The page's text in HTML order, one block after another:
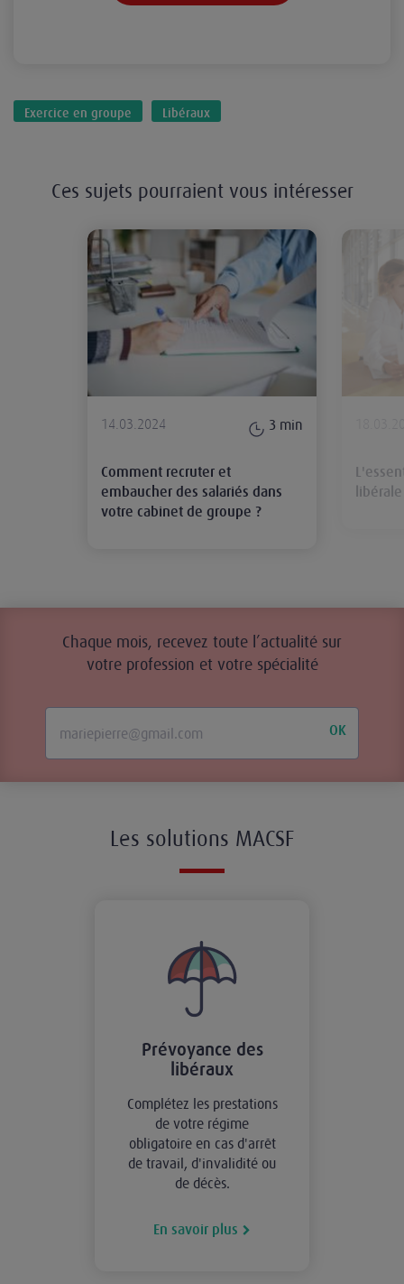
Exercice en groupe Libéraux
Ces sujets pourraient vous intéresser
Comment recruter et embaucher
14.03.2024 3 min
Comment recruter et
embaucher des salariés dans
votre cabinet de groupe ?
libérale
Chaque mois, recevez toute l’actualité sur
votre profession et votre spécialité
OK
Les solutions MACSF
Prévoyance des
libéraux
Complétez les prestations
de votre régime
obligatoire en cas d'arrêt
de travail, d'invalidité ou
de décès.
En savoir plus